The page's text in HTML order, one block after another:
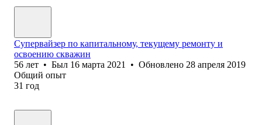
Супервайзер по капитальному, текущему ремонту и
освоению скважин
56 лет • Был 16 марта 2021 • Обновлено 28 апреля 2019
Общий опыт
31 год